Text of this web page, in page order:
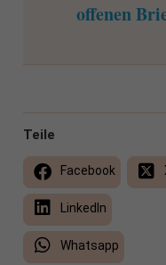
offenen
Teile
Facebook
LinkedIn
Whatsapp